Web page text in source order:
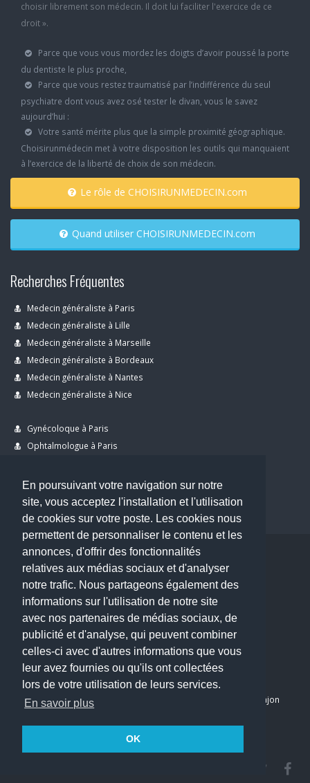
En poursuivant votre navigation sur notre
site, vous acceptez l'installation et l'utilisation
de cookies sur votre poste. Les cookies nous
permettent de personnaliser le contenu et les
annonces, d'offrir des fonctionnalités
relatives aux médias sociaux et d'analyser
notre trafic. Nous partageons également des
informations sur l'utilisation de notre site
avec nos partenaires de médias sociaux, de
publicité et d'analyse, qui peuvent combiner
celles-ci avec d'autres informations que vous
leur avez fournies ou qu'ils ont collectées
lors de votre utilisation de leurs services.
En savoir plus
OK
choisir librement son médecin. Il doit lui faciliter l'exercice de ce
droit ».
Parce que vous vous mordez les doigts d’avoir poussé la porte
du dentiste le plus proche,
Parce que vous restez traumatisé par l’indifférence du seul
psychiatre dont vous avez osé tester le divan, vous le savez
aujourd’hui :
Votre santé mérite plus que la simple proximité géographique.
Choisirunmédecin met à votre disposition les outils qui manquaient
à l’exercice de la liberté de choix de son médecin.
Le rôle de CHOISIRUNMEDECIN.com
Quand utiliser CHOISIRUNMEDECIN.com
Recherches Fréquentes
Medecin généraliste à Paris
Medecin généraliste à Lille
Medecin généraliste à Marseille
Medecin généraliste à Bordeaux
Medecin généraliste à Nantes
Medecin généraliste à Nice
Gynécoloque à Paris
Ophtalmologue à Paris
Dentiste à Paris
Copyright © 2026 . All Rights Reserved.
choisirunmedecin@gmail.com
Nous contacter
Accueil
Blog
Mon compte
Dernier avis : PASCAL DELCAMPE, Chirurgien maxillo-faciale à Arpajon